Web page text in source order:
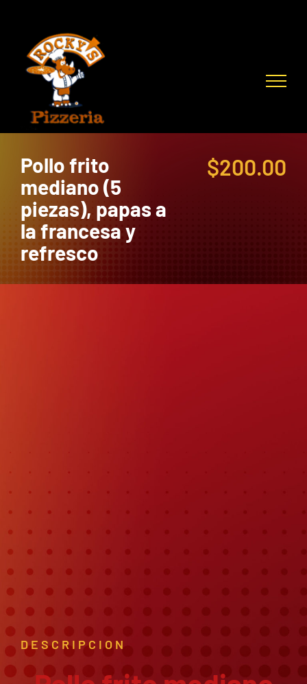
content
Pollo frito
mediano (5
piezas), papas a
la francesa y
refresco
$200.00
DESCRIPCION